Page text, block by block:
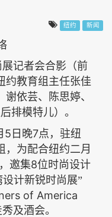
纽约 新闻
记者会合影（前
约教育组主任张佳
依芸、陈思婷、
排模特儿）。
5 日晚7点，驻纽
，为配合纽约二月
，邀集8位时尚设计
计新锐时尚展”
of America
及酒会。